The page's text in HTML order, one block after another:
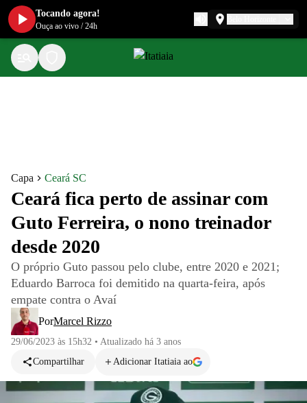
Capa Ceará SC
Ceará fica perto de assinar com
Guto Ferreira, o nono treinador
desde 2020
O próprio Guto passou pelo clube, entre 2020 e 2021;
Eduardo Barroca foi demitido na quarta-feira, após
empate contra o Avaí
PorMarcel Rizzo
29/06/2023 às 15h32 • Atualizado há 3 anos
Compartilhar
Adicionar Itatiaia ao
Tocando agora!
Ouça ao vivo /24h